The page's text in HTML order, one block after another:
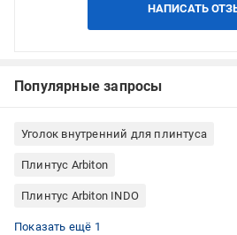
НАПИСАТЬ
Популярные запросы
Уголок внутренний для плинтуса
Плинтус Arbiton
Плинтус Arbiton INDO
Плинтус Польша
Показать ещё 1